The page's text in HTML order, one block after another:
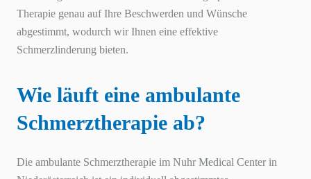
Therapie genau auf Ihre Beschwerden und Wünsche
abgestimmt, wodurch wir Ihnen eine effektive
Schmerzlinderung bieten.
Wie läuft eine ambulante
Schmerztherapie ab?
Die ambulante Schmerztherapie im Nuhr Medical Center in